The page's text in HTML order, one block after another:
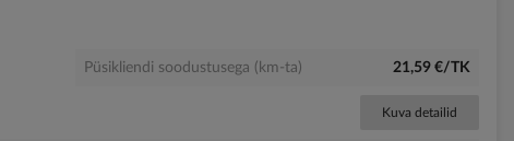
Püsikliendi soodustusega (km-ta) 21,59 €/TK
Kuva detailid